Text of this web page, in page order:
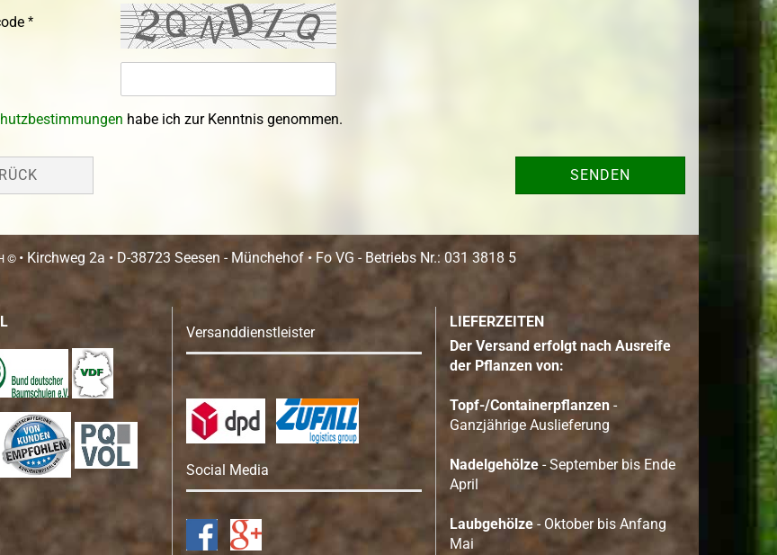
habe ich zur Kenntnis genommen.
SENDEN
© • Kirchweg 2a • D-38723 Seesen - Münchehof • Fo VG - Betriebs Nr.: 031 3818 5
Versanddienstleister
Social Media
LIEFERZEITEN
Der Versand erfolgt nach Ausreife
der Pflanzen von:
Topf-/Containerpflanzen-
Ganzjährige Auslieferung
Nadelgehölze - September bis Ende
April
Laubgehölze - Oktober bis Anfang
Mai